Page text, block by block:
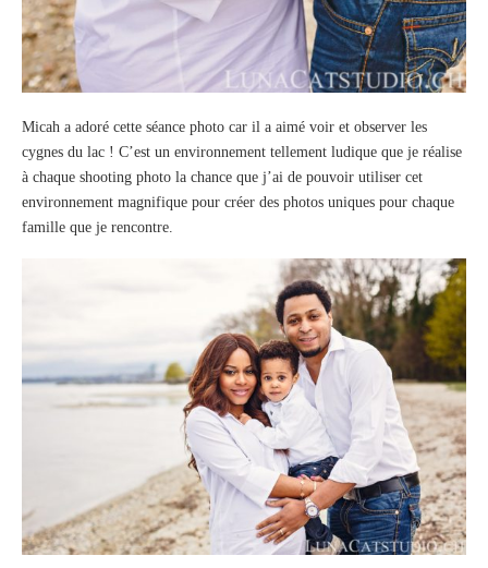
Micah a adoré cette séance photo car il a aimé voir et observer les
cygnes du lac ! C’est un environnement tellement ludique que je réalise
à chaque shooting photo la chance que j’ai de pouvoir utiliser cet
environnement magnifique pour créer des photos uniques pour chaque
famille que je rencontre.